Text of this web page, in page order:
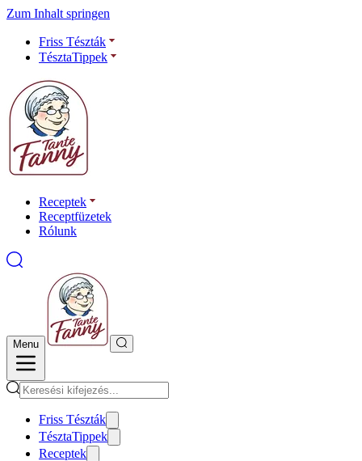
Zum Inhalt springen
Friss Tészták
TésztaTippek
Receptek
Receptfüzetek
Rólunk
Menu
Friss Tészták
TésztaTippek
Receptek